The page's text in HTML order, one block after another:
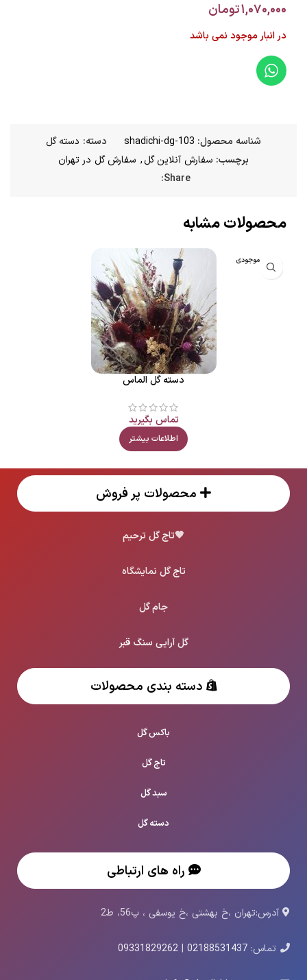
۱,۰۷۰,۰۰۰تومان
در انبار موجود نمی باشد
شناسه محصول: shadichi-dg-103 دسته: دسته گل
برچسب: سفارش آنلاین گل, سفارش گل در تهران
Share:
محصولات مشابه
اتمام موجودی
دسته گل الماس
تماس بگیرید
اطلاعات بیشتر
محصولات پر فروش
🖤تاج گل ترحیم
تاج گل نمایشگاه
جام گل
گل آرایی سنگ قبر
دسته بندی محصولات
باکس گل
تاج گل
سبد گل
دسته گل
راه های ارتباطی
آدرس:تهران ،خ بهشتی ،خ یوسفی ، پ56، ط2
تماس: 02188531437
|
09331829262